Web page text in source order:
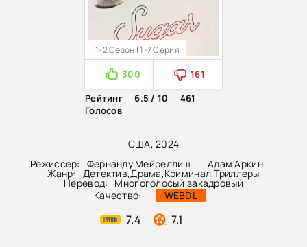
США, 2024
Режиссер:
Фернанду Мейреллиш ,Адам Аркин
Жанр: Детектив,Драма,Криминал,Триллеры
Перевод:
Многоголосый закадровый
Качество:
WEBDL
7.4 7.1
1-2 Сезон | 1-7 Серия
300
161
Рейтинг
6.5 / 10
461
Голосов